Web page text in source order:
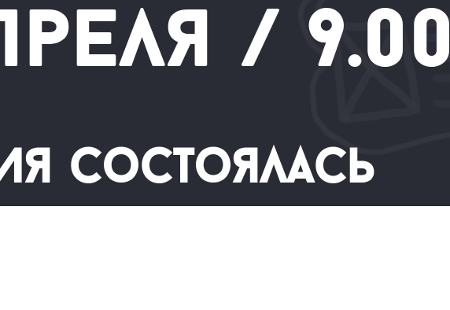
/ 9.00
состоялась